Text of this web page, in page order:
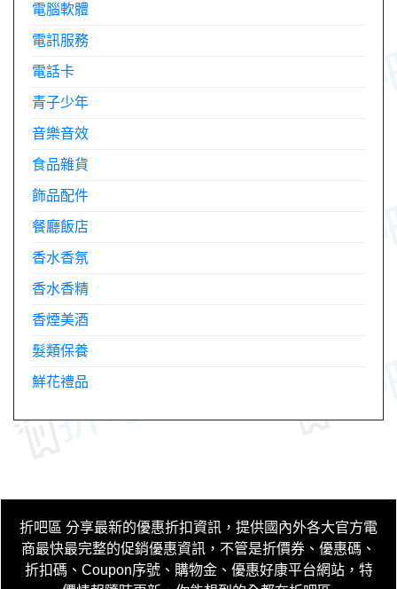
電腦軟體
電訊服務
電話卡
青子少年
音樂音效
食品雜貨
飾品配件
餐廳飯店
香水香氛
香水香精
香煙美酒
髮類保養
鮮花禮品
折吧區 分享最新的優惠折扣資訊，提供國內外各大官方電
商最快最完整的促銷優惠資訊，不管是折價券、優惠碼、
折扣碼、Coupon序號、購物金、優惠好康平台網站，特